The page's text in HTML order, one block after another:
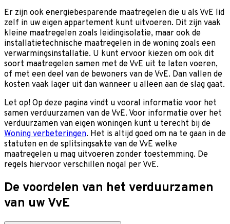
Er zijn ook energiebesparende maatregelen die u als VvE lid
zelf in uw eigen appartement kunt uitvoeren. Dit zijn vaak
kleine maatregelen zoals leidingisolatie, maar ook de
installatietechnische maatregelen in de woning zoals een
verwarmingsinstallatie. U kunt ervoor kiezen om ook dit
soort maatregelen samen met de VvE uit te laten voeren,
of met een deel van de bewoners van de VvE. Dan vallen de
kosten vaak lager uit dan wanneer u alleen aan de slag gaat.
Let op! Op deze pagina vindt u vooral informatie voor het
samen verduurzamen van de VvE. Voor informatie over het
verduurzamen van eigen woningen kunt u terecht bij de
Woning verbeteringen. Het is altijd goed om na te gaan in de
statuten en de splitsingsakte van de VvE welke
maatregelen u mag uitvoeren zonder toestemming. De
regels hiervoor verschillen nogal per VvE.
De voordelen van het verduurzamen
van uw VvE